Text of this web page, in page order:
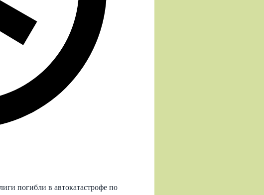
погибли в автокатастрофе по